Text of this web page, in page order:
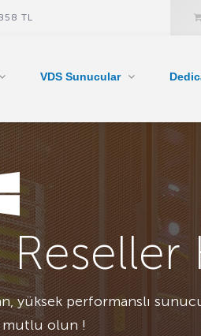
TL
VDS Sunucular
yüksek performanslı
mutlu olun !